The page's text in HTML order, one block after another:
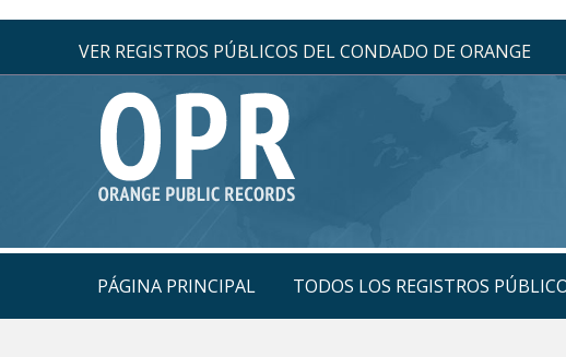
VER REGISTROS PÚBLICOS DEL CONDADO DE ORANGE
PÁGINA PRINCIPAL TODOS LOS REGISTROS